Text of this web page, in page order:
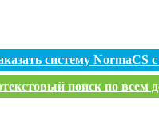
систему
поиск по всем